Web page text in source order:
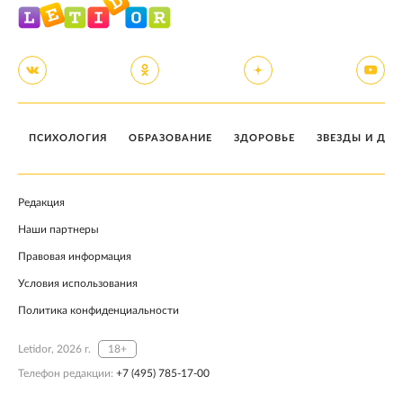
ПСИХОЛОГИЯ ОБРАЗОВАНИЕ ЗДОРОВЬЕ ЗВЕЗДЫ И
Редакция
Наши партнеры
Правовая информация
Условия использования
Политика конфиденциальности
Letidor, 2026 г. 18+
Телефон редакции: +7 (495) 785-17-00